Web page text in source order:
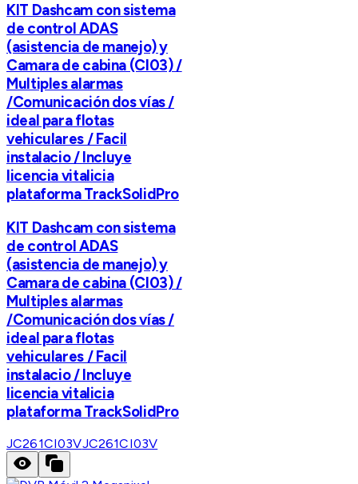
KIT Dashcam con sistema
de control ADAS
(asistencia de manejo) y
Camara de cabina (CI03) /
Multiples alarmas
/Comunicación dos vías /
ideal para flotas
vehiculares / Facil
instalacio / Incluye
licencia vitalicia
plataforma TrackSolidPro
KIT Dashcam con sistema
de control ADAS
(asistencia de manejo) y
Camara de cabina (CI03) /
Multiples alarmas
/Comunicación dos vías /
ideal para flotas
vehiculares / Facil
instalacio / Incluye
licencia vitalicia
plataforma TrackSolidPro
JC261CI03VJC261CI03V